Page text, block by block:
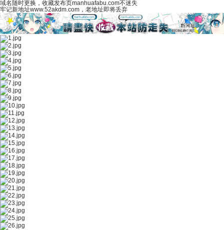
域名随时更换，收藏发布页manhuafabu.com不迷失
牢记新地址www.52akdm.com，老地址即将丢弃